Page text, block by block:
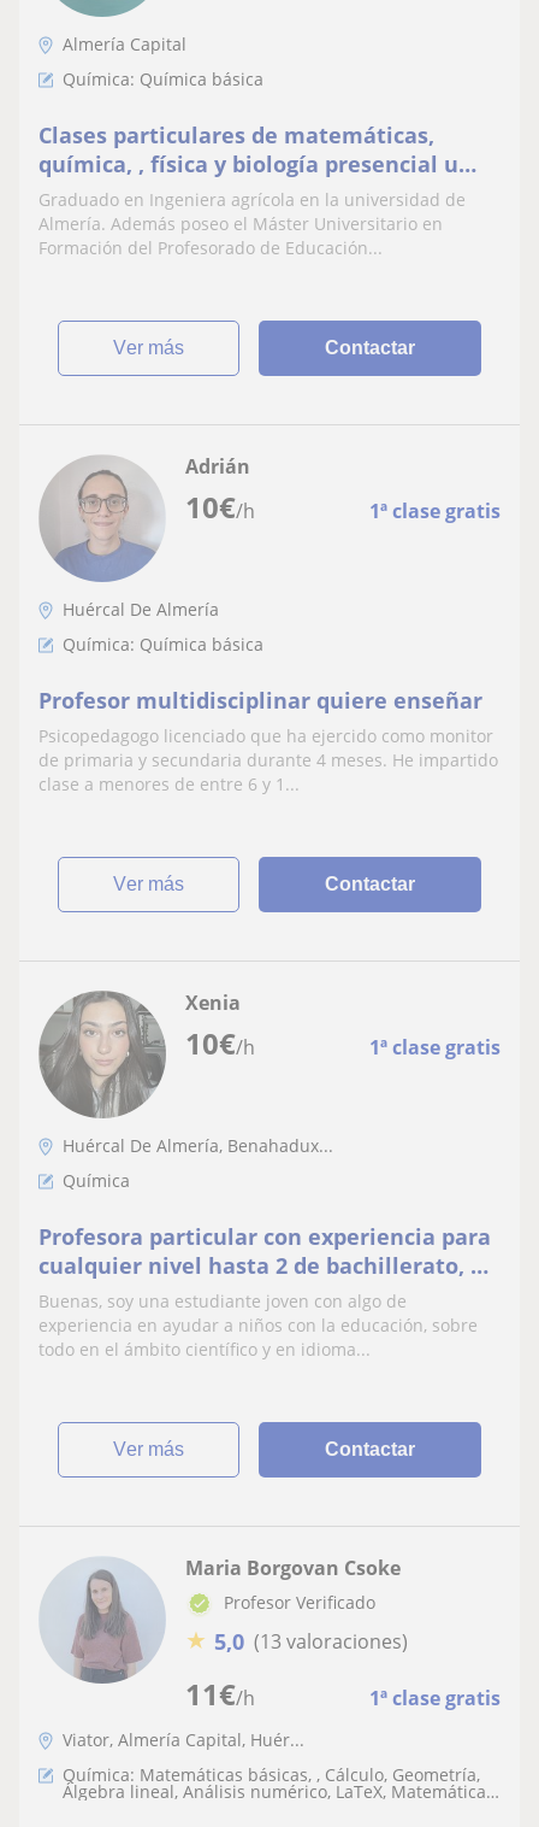
Almería Capital
Química: Química básica
Clases particulares de matemáticas,
química, , física y biología presencial u
online
Graduado en Ingeniera agrícola en la universidad de
Almería. Además poseo el Máster Universitario en
Formación del Profesorado de Educación...
ver más Contactar
10€/h 1ª clase gratis
Adrián
Huércal De Almería
Química: Química básica
Profesor multidisciplinar quiere enseñar
Psicopedagogo licenciado que ha ejercido como monitor
de primaria y secundaria durante 4 meses. He impartido
clase a menores de entre 6 y 1...
ver más Contactar
10€/h 1ª clase gratis
Xenia
Huércal De Almería, Benahadux...
Química
Profesora particular con experiencia para
cualquier nivel hasta 2 de bachillerato, en
ciencias e idiomas
Buenas, soy una estudiante joven con algo de
experiencia en ayudar a niños con la educación, sobre
todo en el ámbito científico y en idioma...
ver más Contactar
11€/h 1ª clase gratis
Maria Borgovan Csoke
Profesor Verificado
★ 5,0 (13 valoraciones)
Viator, Almería Capital, Huér...
Química: Matemáticas básicas, , Cálculo, Geometría,
Álgebra lineal, Análisis numérico, LaTeX, Matemáticas
discretas